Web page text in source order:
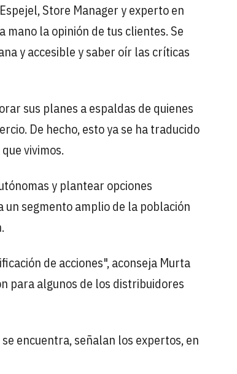
Store Manager y experto en
mano la opinión de tus clientes. Se
y accesible y saber oír las críticas
sus planes a espaldas de quienes
De hecho, esto ya se ha traducido
vivimos.
y plantear opciones
un segmento amplio de la población
de acciones", aconseja Murta
para algunos de los distribuidores
encuentra, señalan los expertos, en